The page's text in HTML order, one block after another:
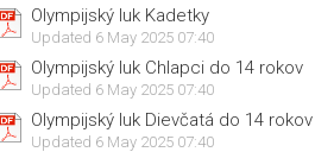
Olympijský luk Kadetky
Updated 6 May 2025 07:40
Olympijský luk Chlapci do 14 rokov
Updated 6 May 2025 07:40
Olympijský luk Dievčatá do 14 rokov
Updated 6 May 2025 07:40